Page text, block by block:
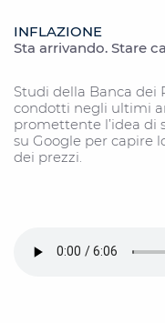
INFLAZIONE
Sta arrivando. Stare
Studi della Banca dei
condotti negli ultimi
promettente l’idea di
su Google per capire
dei prezzi.